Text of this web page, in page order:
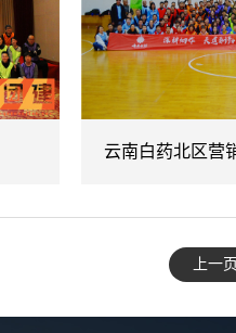
云南白药北区营
上一